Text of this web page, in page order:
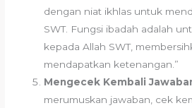
dengan niat ikhlas untuk
SWT. Fungsi ibadah adalah
kepada Allah SWT,
mendapatkan ketenangan.”
Mengecek Kembali
merumuskan jawaban, cek